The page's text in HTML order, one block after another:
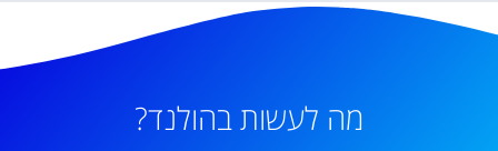
מה לעשות בהולנד?